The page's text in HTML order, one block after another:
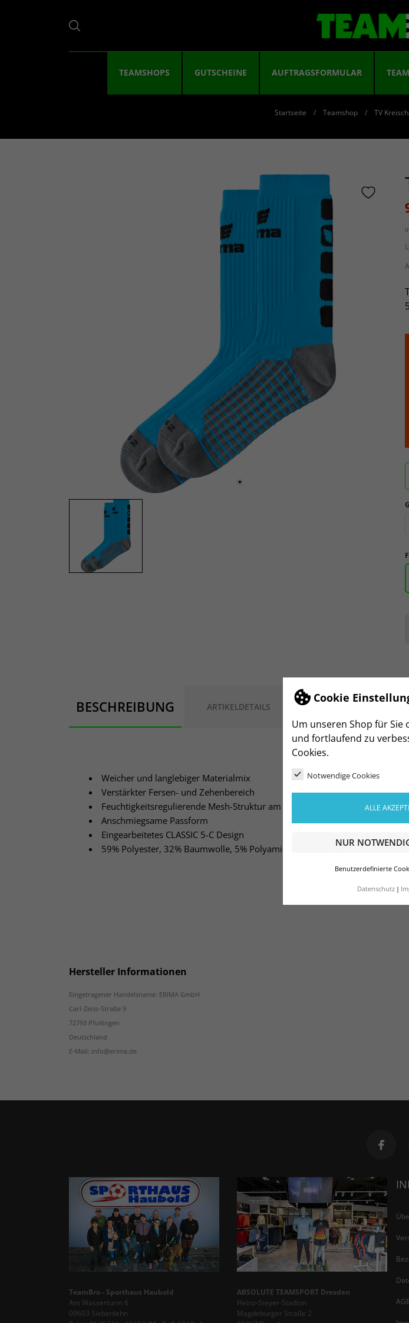
Cookie
Um unseren Shop für Sie
und fortlaufend zu
Cookies.
Notwendige Cookies
ALLE
NUR
Benutzerdefinierte
Datenschutz
TEAMSHOPS GUTSCHEINE AUFTRAGSFORMULAR
Startseite Teamshop TV
BESCHREIBUNG ARTIKELDETAILS
Weicher und langlebiger Materialmix
Verstärkter Fersen- und Zehenbereich
Feuchtigkeitsregulierende Mesh-Struktur am Spann
Anschmiegsame Passform
Eingearbeitetes CLASSIC 5-C Design
59% Polyester, 32% Baumwolle, 5% Polyamid, 4% Elasthan
Hersteller Informationen
Eingetragener Handelsname: ERIMA GmbH
Carl-Zeiss-Straße 9
72793 Pfullingen
Deutschland
E-Mail: info@erima.de
TeamBro - Sporthaus Haubold
Am Wasserturm 6
09603 Siebenlehn
ABSOLUTE TEAMSPORT Dresden
Heinz-Steyer-Stadion
Magdeburger Straße 2